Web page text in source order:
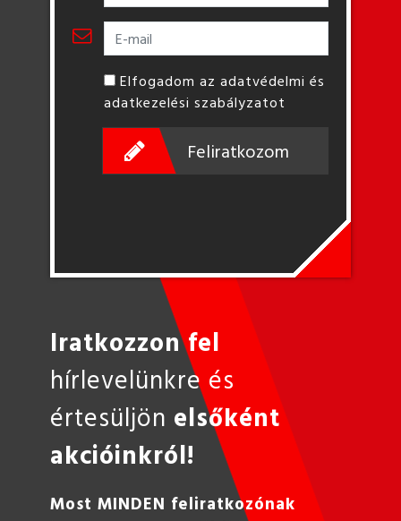
Elfogadom az adatvédelmi és
adatkezelési szabályzatot
Feliratkozom
Iratkozzon fel
hírlevelünkre és
értesüljön elsőként
akcióinkról!
Most MINDEN feliratkozónak